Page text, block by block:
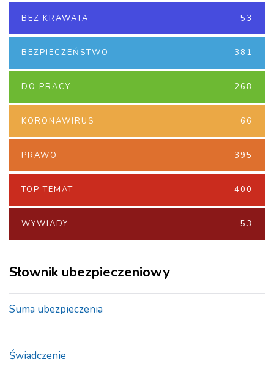
BEZ KRAWATA 53
BEZPIECZEŃSTWO 381
DO PRACY 268
KORONAWIRUS 66
PRAWO 395
TOP TEMAT 400
WYWIADY 53
Słownik ubezpieczeniowy
Suma ubezpieczenia
Świadczenie